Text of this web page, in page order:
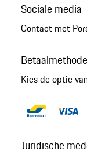
Sociale media
Contact met
Kies de optie
Juridische